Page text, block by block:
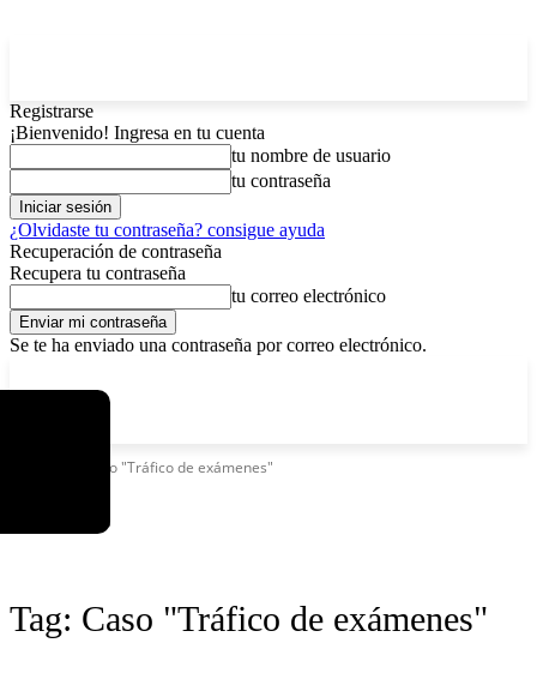
Registrarse
¡Bienvenido! Ingresa en tu cuenta
tu nombre de usuario
tu contraseña
¿Olvidaste tu contraseña? consigue ayuda
Recuperación de contraseña
Recupera tu contraseña
tu correo electrónico
Se te ha enviado una contraseña por correo electrónico.
Caso "Tráfico de exámenes"
Tag: Caso "Tráfico de exámenes"